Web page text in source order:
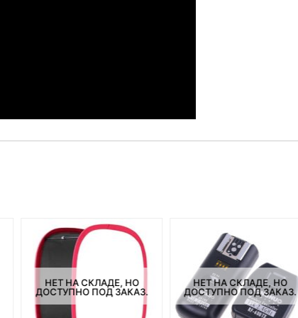
НЕТ НА СКЛАДЕ, НО
ДОСТУПНО ПОД ЗАКАЗ.
НЕТ НА СКЛАДЕ, НО
ДОСТУПНО ПОД ЗАКАЗ.